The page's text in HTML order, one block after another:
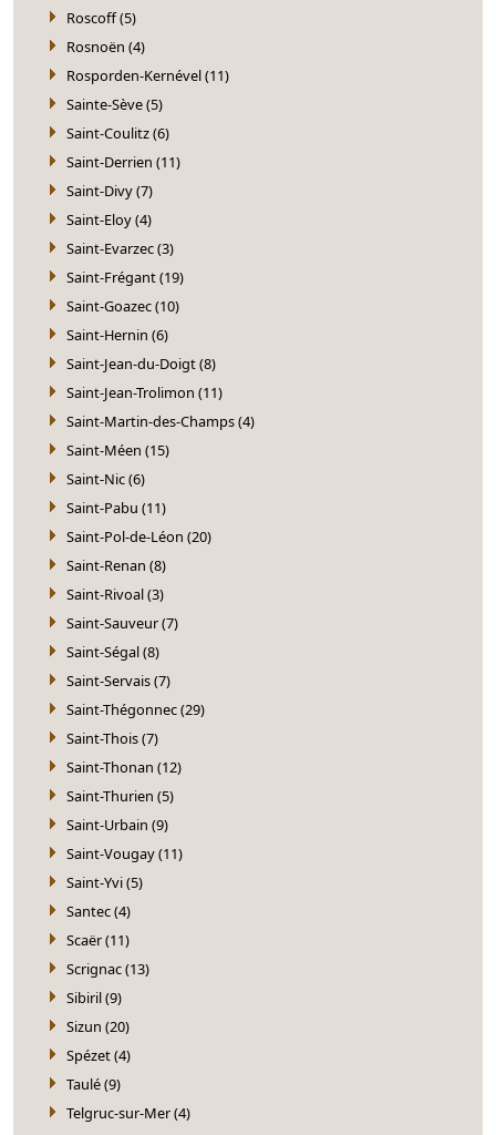
Roscoff (5)
Rosnoën (4)
Rosporden-Kernével (11)
Sainte-Sève (5)
Saint-Coulitz (6)
Saint-Derrien (11)
Saint-Divy (7)
Saint-Eloy (4)
Saint-Evarzec (3)
Saint-Frégant (19)
Saint-Goazec (10)
Saint-Hernin (6)
Saint-Jean-du-Doigt (8)
Saint-Jean-Trolimon (11)
Saint-Martin-des-Champs (4)
Saint-Méen (15)
Saint-Nic (6)
Saint-Pabu (11)
Saint-Pol-de-Léon (20)
Saint-Renan (8)
Saint-Rivoal (3)
Saint-Sauveur (7)
Saint-Ségal (8)
Saint-Servais (7)
Saint-Thégonnec (29)
Saint-Thois (7)
Saint-Thonan (12)
Saint-Thurien (5)
Saint-Urbain (9)
Saint-Vougay (11)
Saint-Yvi (5)
Santec (4)
Scaër (11)
Scrignac (13)
Sibiril (9)
Sizun (20)
Spézet (4)
Taulé (9)
Telgruc-sur-Mer (4)